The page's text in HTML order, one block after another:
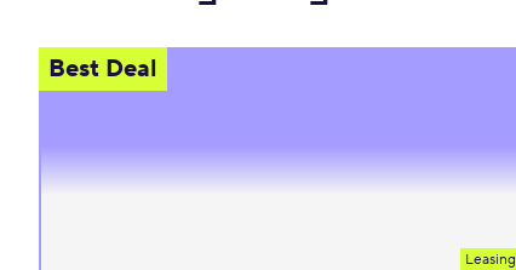
Best Deal
Leasing